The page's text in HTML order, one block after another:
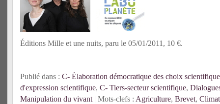
Éditions Mille et une nuits, paru le 05/01/2011, 10 €.
Publié dans : C- Élaboration démocratique des choix
d'expression scientifique, C- Tiers-secteur scientifique,
Manipulation du vivant | Mots-clefs : Agriculture, Brevet, Climat